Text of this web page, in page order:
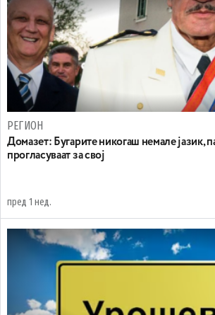
РЕГИОН
Домазет: Бугарите никогаш немале јазик,
прогласуваат за свој
пред 1 нед.